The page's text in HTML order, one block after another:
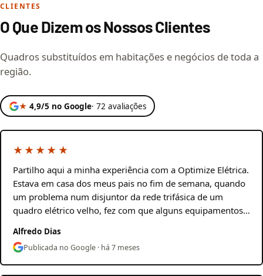
CLIENTES
O Que Dizem os Nossos Clientes
Quadros substituídos em habitações e negócios de toda a
região.
★ 4,9/5 no Google· 72 avaliações
★★★★★
Partilho aqui a minha experiência com a Optimize Elétrica.
Estava em casa dos meus pais no fim de semana, quando
um problema num disjuntor da rede trifásica de um
quadro elétrico velho, fez com que alguns equipamentos…
Alfredo Dias
Publicada no Google · há 7 meses